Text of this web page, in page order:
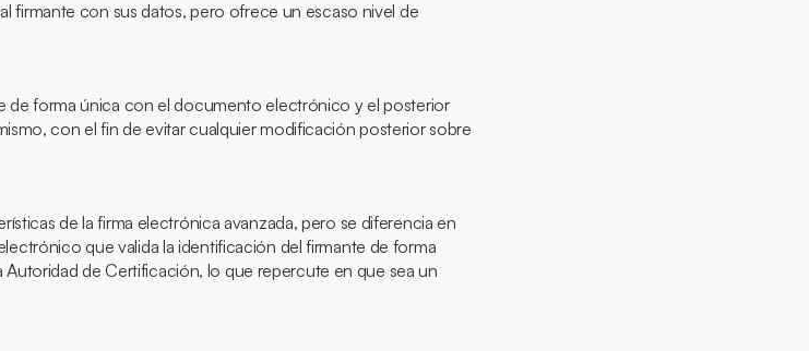
firmante con sus datos, pero ofrece un escaso nivel de
de forma única con el documento electrónico y el posterior
con el fin de evitar cualquier modificación posterior sobre
de la firma electrónica avanzada, pero se diferencia en
que valida la identificación del firmante de forma
de Certificación, lo que repercute en que sea un